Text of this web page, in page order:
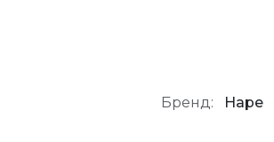
Бренд:
Hape